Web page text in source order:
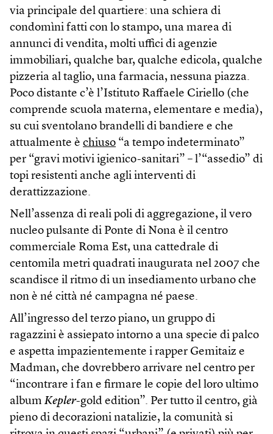
via principale del quartiere: una schiera di
condomìni fatti con lo stampo, una marea di
annunci di vendita, molti uffici di agenzie
immobiliari, qualche bar, qualche edicola, qualche
pizzeria al taglio, una farmacia, nessuna piazza.
Poco distante c’è l’Istituto Raffaele Ciriello (che
comprende scuola materna, elementare e media),
su cui sventolano brandelli di bandiere e che
attualmente è chiuso “a tempo indeterminato”
per “gravi motivi igienico-sanitari” – l’“assedio” di
topi resistenti anche agli interventi di
derattizzazione.
Nell’assenza di reali poli di aggregazione, il vero
nucleo pulsante di Ponte di Nona è il centro
commerciale Roma Est, una cattedrale di
centomila metri quadrati inaugurata nel 2007 che
scandisce il ritmo di un insediamento urbano che
non è né città né campagna né paese.
All’ingresso del terzo piano, un gruppo di
ragazzini è assiepato intorno a una specie di palco
e aspetta impazientemente i rapper Gemitaiz e
Madman, che dovrebbero arrivare nel centro per
“incontrare i fan e firmare le copie del loro ultimo
album Kepler-gold edition”. Per tutto il centro, già
pieno di decorazioni natalizie, la comunità si